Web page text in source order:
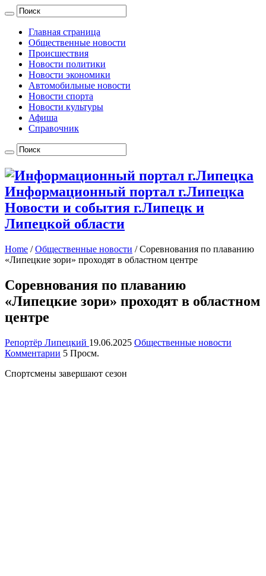
Главная страница
Общественные новости
Происшествия
Новости политики
Новости экономики
Автомобильные новости
Новости спорта
Новости культуры
Афиша
Справочник
Информационный портал г.Липецка
Новости и события г.Липецк и
Липецкой области
Home / Общественные новости / Соревнования по плаванию
«Липецкие зори» проходят в областном центре
Соревнования по плаванию
«Липецкие зори» проходят в областном
центре
Репортёр Липецкий 19.06.2025 Общественные новости
Комментарии 5 Просм.
Спортсмены завершают сезон